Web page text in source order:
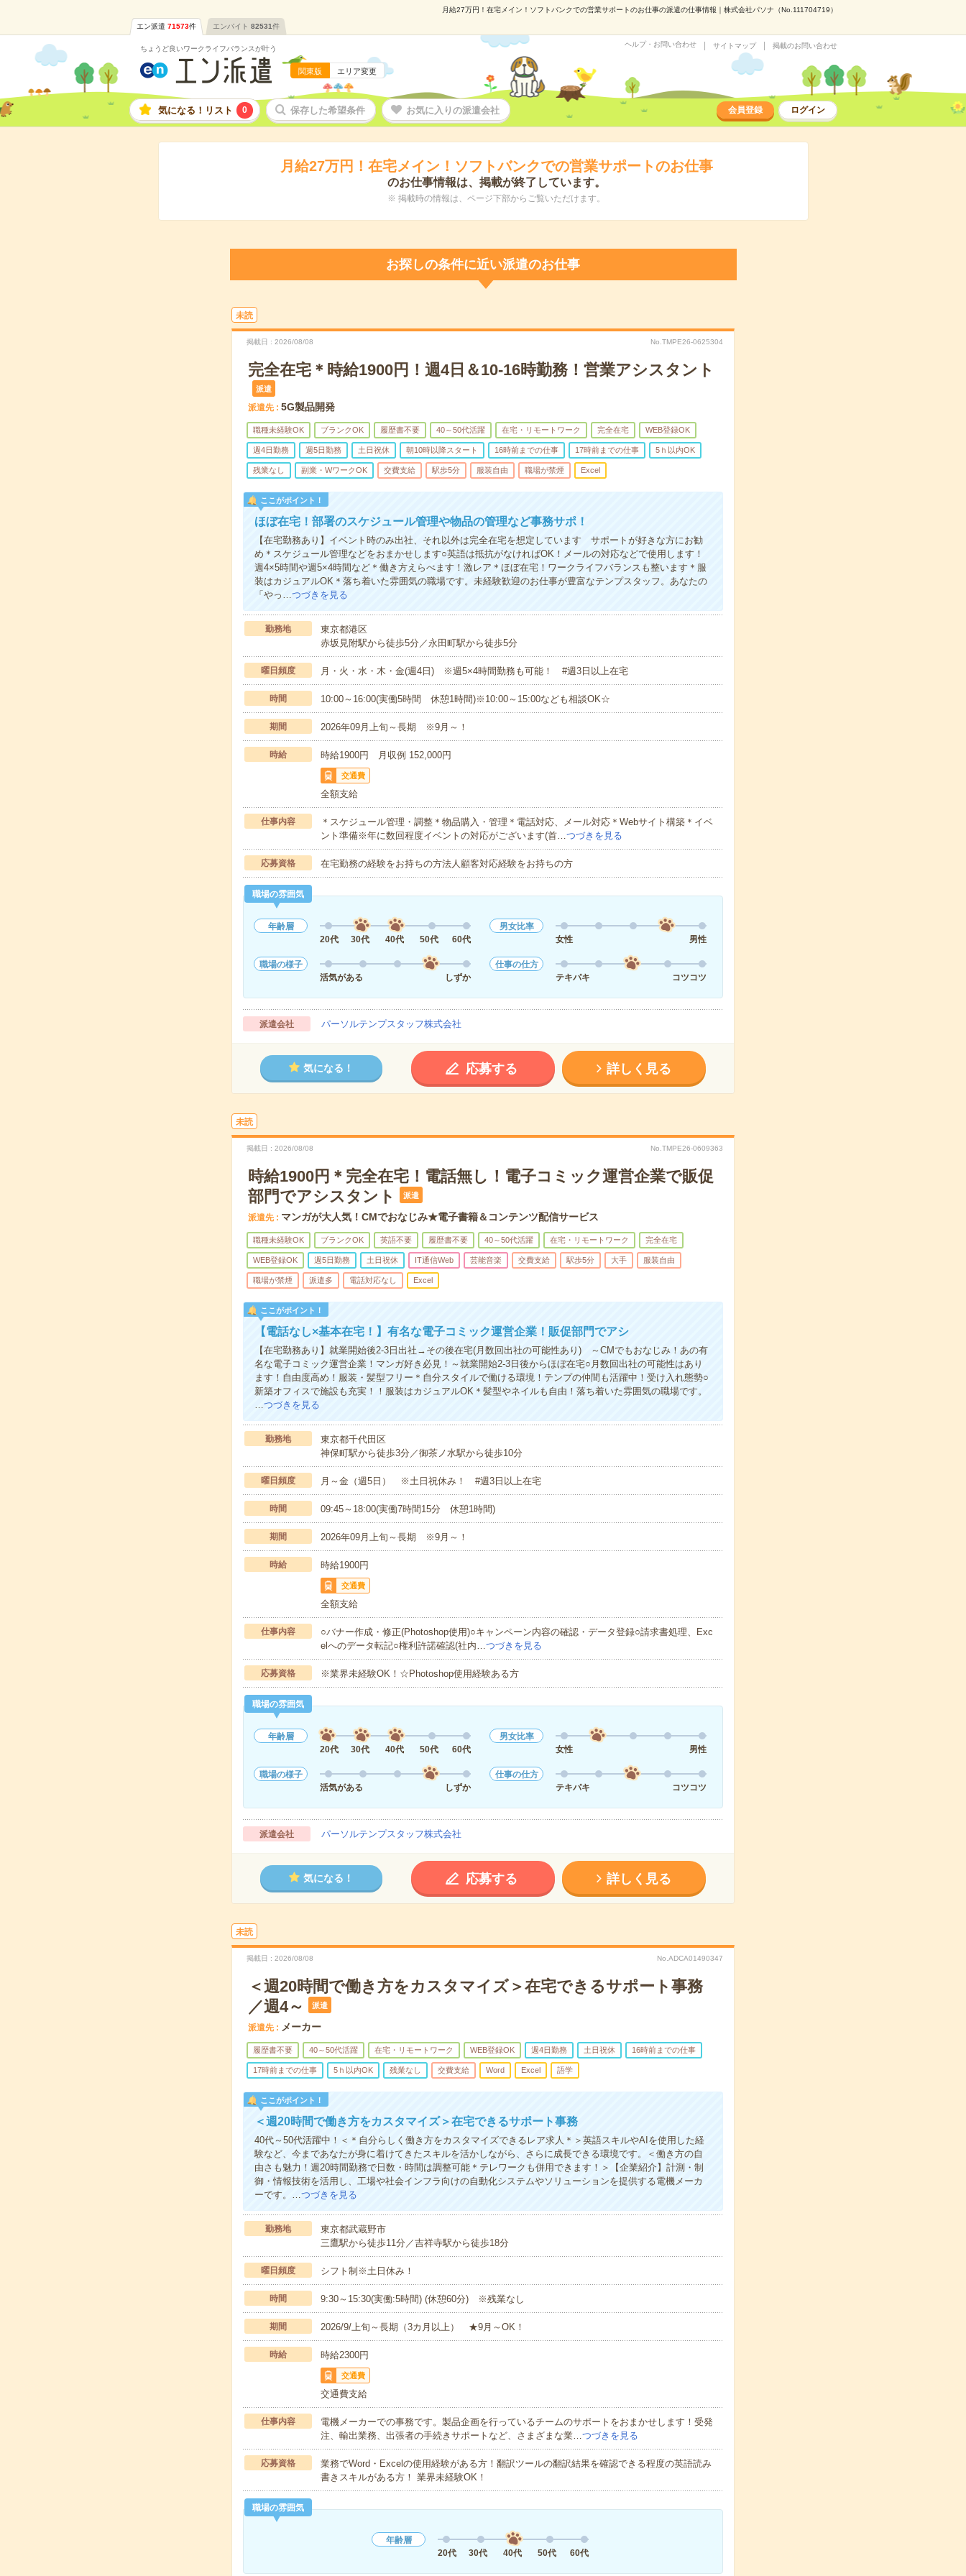
月給27万円！在宅メイン！ソフトバンクでの営業サポートのお仕事の派遣の仕事情報｜株式会社パソナ（No.111704719）
エン派遣 71573件 エンバイト 82531件
ちょうど良いワークライフバランスが叶う
関東版 エリア変更
ヘルプ・お問い合わせ サイトマップ 掲載のお問い合わせ
気になる！リスト 0 保存した希望条件 お気に入りの派遣会社 会員登録 ログイン
月給27万円！在宅メイン！ソフトバンクでの営業サポートのお仕事
のお仕事情報は、掲載が終了しています。
※ 掲載時の情報は、ページ下部からご覧いただけます。
お探しの条件に近い派遣のお仕事
未読
掲載日 2026/08/08 No.TMPE26-0625304
完全在宅＊時給1900円！週4日＆10-16時勤務！営業アシスタント
派遣
派遣先 5G製品開発
職種未経験OK ブランクOK 履歴書不要 40～50代活躍 在宅・リモートワーク 完全在宅 WEB登録OK
週4日勤務 週5日勤務 土日祝休 朝10時以降スタート 16時前までの仕事 17時前までの仕事 5ｈ以内OK
残業なし 副業・WワークOK 交費支給 駅歩5分 服装自由 職場が禁煙 Excel
ここがポイント！
ほぼ在宅！部署のスケジュール管理や物品の管理など事務サポ！
【在宅勤務あり】イベント時のみ出社、それ以外は完全在宅を想定しています サポートが好きな方にお勧
め＊スケジュール管理などをおまかせします○英語は抵抗がなければOK！メールの対応などで使用します！
週4×5時間や週5×4時間など＊働き方えらべます！激レア＊ほぼ在宅！ワークライフバランスも整います＊服
装はカジュアルOK＊落ち着いた雰囲気の職場です。未経験歓迎のお仕事が豊富なテンプスタッフ。あなたの
「やっ…つづきを見る
勤務地
東京都港区
赤坂見附駅から徒歩5分／永田町駅から徒歩5分
曜日頻度 月・火・水・木・金(週4日) ※週5×4時間勤務も可能！ #週3日以上在宅
時間 10:00～16:00(実働5時間 休憩1時間)※10:00～15:00なども相談OK☆
期間 2026年09月上旬～長期 ※9月～！
時給 時給1900円 月収例 152,000円
交通費
全額支給
仕事内容
＊スケジュール管理・調整＊物品購入・管理＊電話対応、メール対応＊Webサイト構築＊イベ
ント準備※年に数回程度イベントの対応がございます(首…つづきを見る
応募資格 在宅勤務の経験をお持ちの方法人顧客対応経験をお持ちの方
職場の雰囲気
年齢層
20代
30代 40代 50代 60代
男女比率
女性
男性
職場の様子
活気がある
しずか
仕事の仕方
テキパキ
コツコツ
派遣会社 パーソルテンプスタッフ株式会社
気になる！ 応募する 詳しく見る
未読
掲載日 2026/08/08 No.TMPE26-0609363
時給1900円＊完全在宅！電話無し！電子コミック運営企業で販促
部門でアシスタント
派遣
派遣先 マンガが大人気！CMでおなじみ★電子書籍＆コンテンツ配信サービス
職種未経験OK ブランクOK 英語不要 履歴書不要 40～50代活躍 在宅・リモートワーク 完全在宅
WEB登録OK 週5日勤務 土日祝休 IT通信Web 芸能音楽 交費支給 駅歩5分 大手 服装自由
職場が禁煙 派遣多 電話対応なし Excel
ここがポイント！
【電話なし×基本在宅！】有名な電子コミック運営企業！販促部門でアシ
【在宅勤務あり】就業開始後2-3日出社→その後在宅(月数回出社の可能性あり) ～CMでもおなじみ！あの有
名な電子コミック運営企業！マンガ好き必見！～就業開始2-3日後からほぼ在宅○月数回出社の可能性はあり
ます！自由度高め！服装・髪型フリー＊自分スタイルで働ける環境！テンプの仲間も活躍中！受け入れ態勢○
新築オフィスで施設も充実！！服装はカジュアルOK＊髪型やネイルも自由！落ち着いた雰囲気の職場です。
…つづきを見る
勤務地
東京都千代田区
神保町駅から徒歩3分／御茶ノ水駅から徒歩10分
曜日頻度 月～金（週5日） ※土日祝休み！ #週3日以上在宅
時間 09:45～18:00(実働7時間15分 休憩1時間)
期間 2026年09月上旬～長期 ※9月～！
時給 時給1900円
交通費
全額支給
仕事内容
○バナー作成・修正(Photoshop使用)○キャンペーン内容の確認・データ登録○請求書処理、Exc
elへのデータ転記○権利許諾確認(社内…つづきを見る
応募資格 ※業界未経験OK！☆Photoshop使用経験ある方
職場の雰囲気
年齢層
20代
30代 40代 50代 60代
男女比率
女性
男性
職場の様子
活気がある
しずか
仕事の仕方
テキパキ
コツコツ
派遣会社 パーソルテンプスタッフ株式会社
気になる！ 応募する 詳しく見る
未読
掲載日 2026/08/08 No.ADCA01490347
＜週20時間で働き方をカスタマイズ＞在宅できるサポート事務
／週4～
派遣
派遣先 メーカー
履歴書不要 40～50代活躍 在宅・リモートワーク WEB登録OK 週4日勤務 土日祝休 16時前までの仕事
17時前までの仕事 5ｈ以内OK 残業なし 交費支給 Word Excel 語学
ここがポイント！
＜週20時間で働き方をカスタマイズ＞在宅できるサポート事務
40代～50代活躍中！＜＊自分らしく働き方をカスタマイズできるレア求人＊＞英語スキルやAIを使用した経
験など、今まであなたが身に着けてきたスキルを活かしながら、さらに成長できる環境です。＜働き方の自
由さも魅力！週20時間勤務で日数・時間は調整可能＊テレワークも併用できます！＞【企業紹介】計測・制
御・情報技術を活用し、工場や社会インフラ向けの自動化システムやソリューションを提供する電機メーカ
ーです。…つづきを見る
勤務地
東京都武蔵野市
三鷹駅から徒歩11分／吉祥寺駅から徒歩18分
曜日頻度 シフト制※土日休み！
時間 9:30～15:30(実働:5時間) (休憩60分) ※残業なし
期間 2026/9/上旬～長期（3カ月以上） ★9月～OK！
時給 時給2300円
交通費
交通費支給
仕事内容
電機メーカーでの事務です。製品企画を行っているチームのサポートをおまかせします！受発
注、輸出業務、出張者の手続きサポートなど、さまざまな業…つづきを見る
応募資格
業務でWord・Excelの使用経験がある方！翻訳ツールの翻訳結果を確認できる程度の英語読み
書きスキルがある方！ 業界未経験OK！
職場の雰囲気
年齢層
20代
30代 40代 50代 60代